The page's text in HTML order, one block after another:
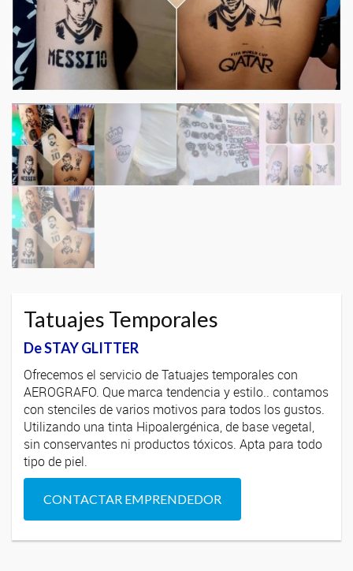
Tatuajes Temporales
De STAY GLITTER
Ofrecemos el servicio de Tatuajes temporales con
AEROGRAFO. Que marca tendencia y estilo.. contamos
con stenciles de varios motivos para todos los gustos.
Utilizando una tinta Hipoalergénica, de base vegetal,
sin conservantes ni productos tóxicos. Apta para todo
tipo de piel.
CONTACTAR EMPRENDEDOR